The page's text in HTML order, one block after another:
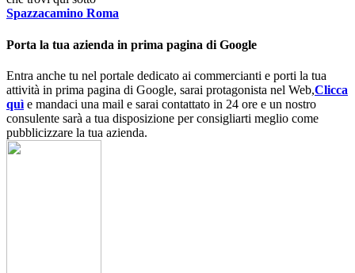
Spazzacamino Roma
Porta la tua azienda in prima pagina di Google
Entra anche tu nel portale dedicato ai commercianti e porti la tua
attività in prima pagina di Google, sarai protagonista nel Web,Clicca
quì e mandaci una mail e sarai contattato in 24 ore e un nostro
consulente sarà a tua disposizione per consigliarti meglio come
pubblicizzare la tua azienda.